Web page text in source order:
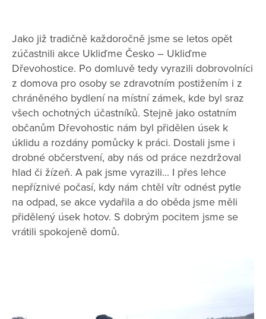
Jako již tradičně každoročně jsme se letos opět
zúčastnili akce Ukliďme Česko – Ukliďme
Dřevohostice. Po domluvě tedy vyrazili dobrovolníci
z domova pro osoby se zdravotním postižením i z
chráněného bydlení na místní zámek, kde byl sraz
všech ochotných účastníků. Stejně jako ostatním
občanům Dřevohostic nám byl přidělen úsek k
úklidu a rozdány pomůcky k práci. Dostali jsme i
drobné občerstvení, aby nás od práce nezdržoval
hlad či žízeň. A pak jsme vyrazili... I přes lehce
nepříznivé počasí, kdy nám chtěl vítr odnést pytle
na odpad, se akce vydařila a do oběda jsme měli
přidělený úsek hotov. S dobrým pocitem jsme se
vrátili spokojeně domů.